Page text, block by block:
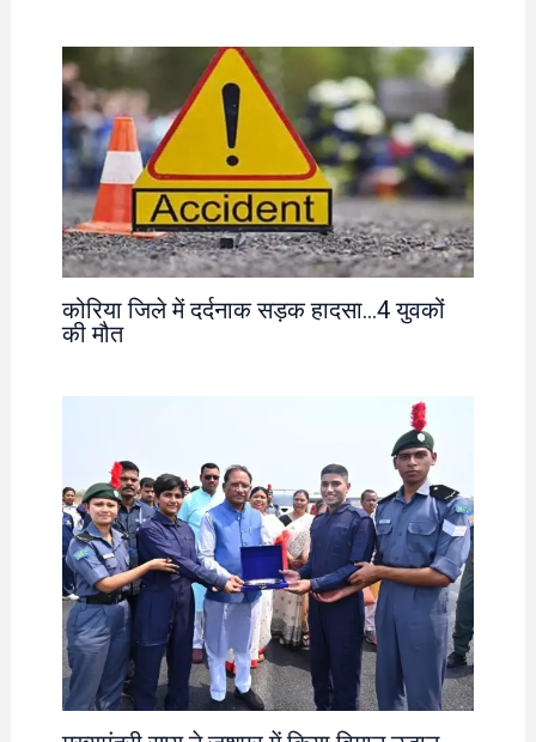
कोरिया जिले में दर्दनाक सड़क हादसा…4 युवकों
की मौत